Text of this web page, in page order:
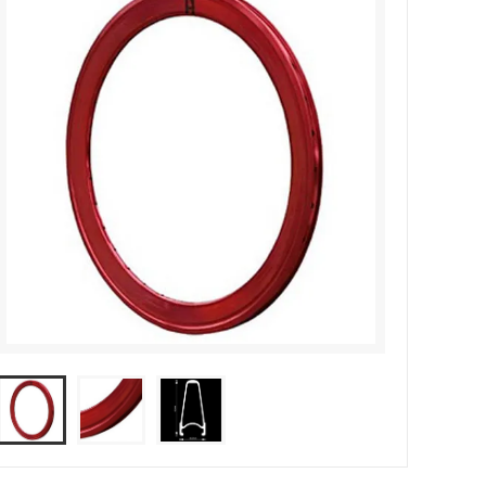
サドル
ディレーラー / ハンガー
WALD Basket
Sim Works